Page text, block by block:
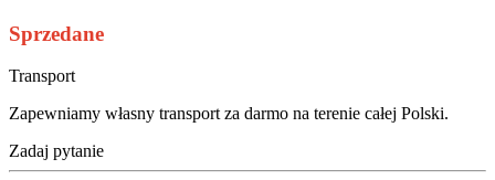
Sprzedane
Transport
Zapewniamy własny transport za darmo na terenie całej Polski.
Zadaj pytanie